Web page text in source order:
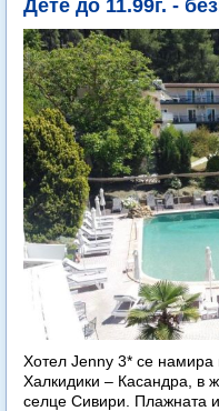
Дете до 11.99г. -
Хотел Jenny 3* се намира
Халкидики – Касандра, в
селце Сивири. Плажната